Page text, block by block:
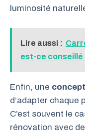
luminosité
Lire aussi :
est-ce conseillé
Enfin, une
d’adapter chaque
C’est souvent le
rénovation avec